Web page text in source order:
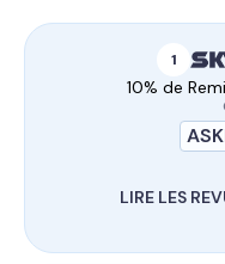
1
10% de
LIRE LES